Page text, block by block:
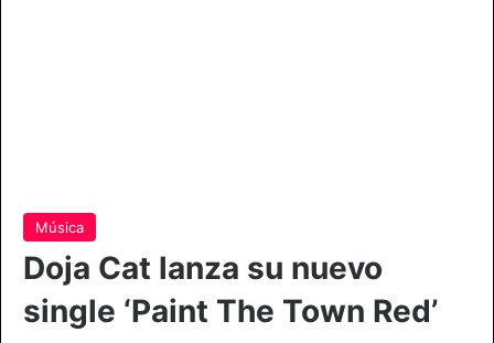
Música
Doja Cat lanza su nuevo
single ‘Paint The Town Red’